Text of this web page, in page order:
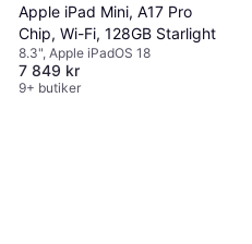
Apple iPad Mini, A17 Pro
Chip, Wi-Fi, 128GB Starlight
8.3", Apple iPadOS 18
7 849 kr
9+ butiker